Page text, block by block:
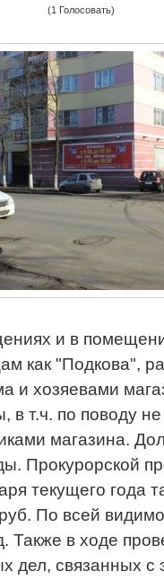
(1 Голосовать)
и в
как "Подкова",
и хозяевами
в т.ч. по поводу
магазина.
Прокурорской
текущего года
По всей
Также в ходе
дел, связанных